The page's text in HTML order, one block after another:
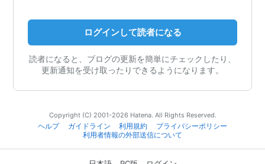
ログインして読者になる
読者になると、ブログの更新を簡単にチェックしたり、
更新通知を受け取ったりできるようになります。
Copyright (C) 2001-2026 Hatena. All Rights Reserved.
ヘルプ
ガイドライン 利用規約
プライバシーポリシー
利用者情報の外部送信について